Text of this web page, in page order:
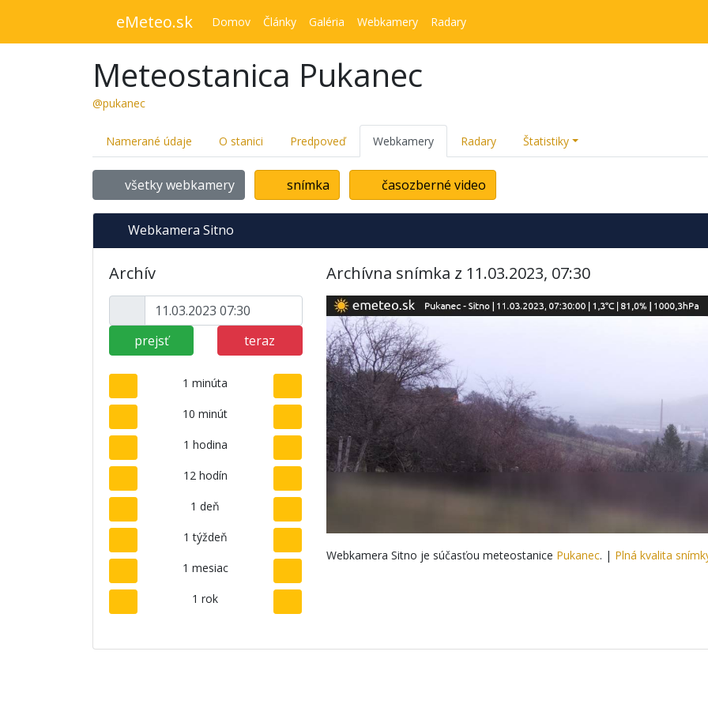
eMeteo.sk Domov Články Galéria Webkamery Radary
Meteostanica Pukanec
@pukanec
Namerané údaje O stanici Predpoveď Webkamery Radary Štatistiky
všetky webkamery snímka časozberné video
Webkamera Sitno
Archív
prejsť teraz
1 minúta
10 minút
1 hodina
12 hodín
1 deň
1 týždeň
1 mesiac
1 rok
Archívna snímka z 11.03.2023, 07:30
Webkamera Sitno je súčasťou meteostanice Pukanec. | Plná kvalita